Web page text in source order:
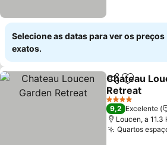
Selecione as datas para ver os preços
exatos.
Partilhar
Chateau
Retreat
Ver preços
4 Estrelas
9,2 Excelente
Loucen, a 11.3
Quartos